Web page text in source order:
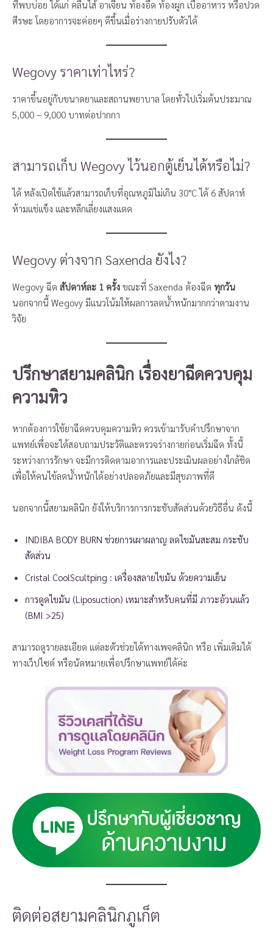
ที่พบบ่อย ได้แก่ คลื่นไส้ อาเจียน ท้องอืด ท้องผูก เบื่ออาหาร หรือปวด
ศีรษะ โดยอาการจะค่อยๆ ดีขึ้นเมื่อร่างกายปรับตัวได้
Wegovy ราคาเท่าไหร่?
ราคาขึ้นอยู่กับขนาดยาและสถานพยาบาล โดยทั่วไปเริ่มต้นประมาณ
5,000 – 9,000 บาทต่อปากกา
สามารถเก็บ Wegovy ไว้นอกตู้เย็นได้หรือไม่?
ได้ หลังเปิดใช้แล้วสามารถเก็บที่อุณหภูมิไม่เกิน 30°C ได้ 6 สัปดาห์
ห้ามแช่แข็ง และหลีกเลี่ยงแสงแดด
Wegovy ต่างจาก Saxenda ยังไง?
Wegovy ฉีด สัปดาห์ละ 1 ครั้ง ขณะที่ Saxenda ต้องฉีด ทุกวัน
นอกจากนี้ Wegovy มีแนวโน้มให้ผลการลดน้ำหนักมากกว่าตามงาน
วิจัย
ปรึกษาสยามคลินิก เรื่องยาฉีดควบคุม
ความหิว
หากต้องการใช้ยาฉีดควบคุมความหิว ควรเข้ามารับคำปรึกษาจาก
แพทย์เพื่อจะได้สอบถามประวัติและตรวจร่างกายก่อนเริ่มฉีด ทั้งนี้
ระหว่างการรักษา จะมีการติดตามอาการและประเมินผลอย่างใกล้ชิด
เพื่อให้คนไข้ลดน้ำหนักได้อย่างปลอดภัยและมีสุขภาพที่ดี
นอกจากนี้สยามคลินิก ยังให้บริการการกระชับสัดส่วนด้วยวิธีอื่น ดังนี้
INDIBA BODY BURN ช่วยการเผาผลาญ ลดไขมันสะสม กระชับ
สัดส่วน
Cristal CoolScultping : เครื่องสลายไขมัน ด้วยความเย็น
การดูดไขมัน (Liposuction) เหมาะสำหรับคนที่มี ภาวะอ้วนแล้ว
(BMI >25)
สามารถดูรายละเอียด แต่ละตัวช่วยได้ทางเพจคลินิก หรือ เพิ่มเติมได้
ทางเว็ปไซต์ หรือนัดหมายเพื่อปรึกษาแพทย์ได้ค่ะ
ติดต่อสยามคลินิกภูเก็ต